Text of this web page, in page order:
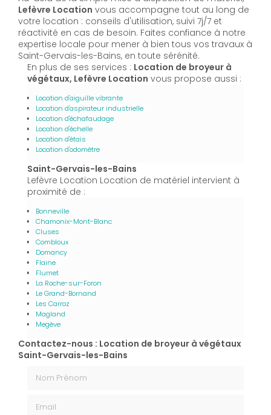
Lefèvre Location vous accompagne tout au long de
votre location : conseils d'utilisation, suivi 7j/7 et
réactivité en cas de besoin. Faites confiance à notre
expertise locale pour mener à bien tous vos travaux à
Saint-Gervais-les-Bains, en toute sérénité.
En plus de ses services : Location de broyeur à
végétaux, Lefèvre Location vous propose aussi :
Location d'aiguille vibrante
Location d'aspirateur industrielle
Location d'échafaudage
Location d'échelle
Location d'étais
Location d'odomètre
Saint-Gervais-les-Bains
Lefèvre Location Location de matériel intervient à
proximité de :
Bonneville
Chamonix-Mont-Blanc
Cluses
Combloux
Domancy
Flaine
Flumet
La Roche-sur-Foron
Le Grand-Bornand
Les Carroz
Magland
Megève
Contactez-nous : Location de broyeur à végétaux
Saint-Gervais-les-Bains